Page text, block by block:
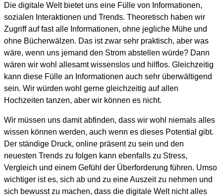
Die digitale Welt bietet uns eine Fülle von Informationen,
sozialen Interaktionen und Trends. Theoretisch haben wir
Zugriff auf fast alle Informationen, ohne jegliche Mühe und
ohne Bücherwälzen. Das ist zwar sehr praktisch, aber was
wäre, wenn uns jemand den Strom abstellen würde? Dann
wären wir wohl allesamt wissenslos und hilflos. Gleichzeitig
kann diese Fülle an Informationen auch sehr überwältigend
sein. Wir würden wohl gerne gleichzeitig auf allen
Hochzeiten tanzen, aber wir können es nicht.
Wir müssen uns damit abfinden, dass wir wohl niemals alles
wissen können werden, auch wenn es dieses Potential gibt.
Der ständige Druck, online präsent zu sein und den
neuesten Trends zu folgen kann ebenfalls zu Stress,
Vergleich und einem Gefühl der Überforderung führen. Umso
wichtiger ist es, sich ab und zu eine Auszeit zu nehmen und
sich bewusst zu machen, dass die digitale Welt nicht alles